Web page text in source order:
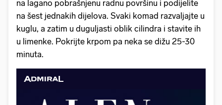
na lagano pobrašnjenu radnu površinu i podijelite
na šest jednakih dijelova. Svaki komad razvaljajte u
kuglu, a zatim u duguljasti oblik cilindra i stavite ih
u limenke. Pokrijte krpom pa neka se dižu 25-30
minuta.